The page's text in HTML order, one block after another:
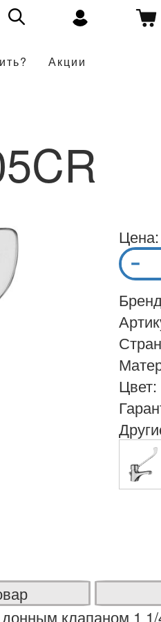
Акции
клапаном 1 1/